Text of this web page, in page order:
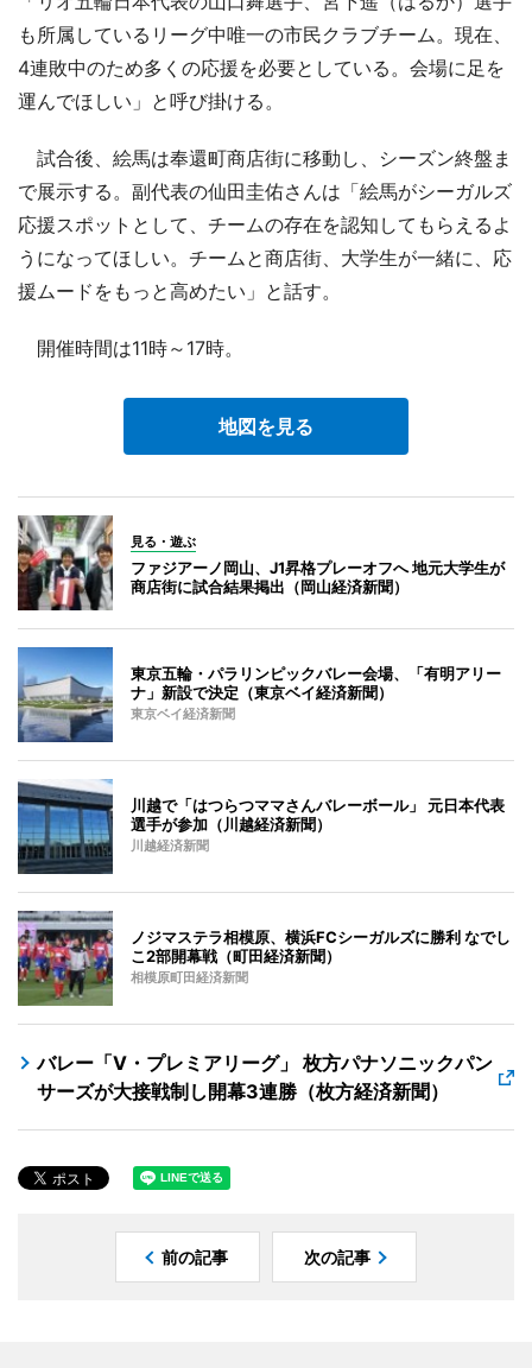
も所属しているリーグ中唯一の市民クラブチーム。現在、
4連敗中のため多くの応援を必要としている。会場に足を
運んでほしい」と呼び掛ける。
試合後、絵馬は奉還町商店街に移動し、シーズン終盤ま
で展示する。副代表の仙田圭佑さんは「絵馬がシーガルズ
応援スポットとして、チームの存在を認知してもらえるよ
うになってほしい。チームと商店街、大学生が一緒に、応
援ムードをもっと高めたい」と話す。
開催時間は11時～17時。
地図を見る
見る・遊ぶ
ファジアーノ岡山、J1昇格プレーオフへ 地元大学生が
商店街に試合結果掲出（岡山経済新聞）
東京五輪・パラリンピックバレー会場、「有明アリー
ナ」新設で決定（東京ベイ経済新聞）
東京ベイ経済新聞
川越で「はつらつママさんバレーボール」 元日本代表
選手が参加（川越経済新聞）
川越経済新聞
ノジマステラ相模原、横浜FCシーガルズに勝利 なでし
こ2部開幕戦（町田経済新聞）
相模原町田経済新聞
バレー「V・プレミアリーグ」 枚方パナソニックパン
サーズが大接戦制し開幕3連勝（枚方経済新聞）
前の記事 次の記事